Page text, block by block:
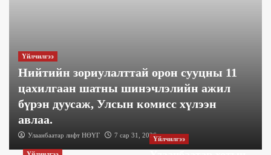
Үйлчилгээ
Нийтийн зориулалттай орон сууцны 11
цахилгаан шатны шинэчлэлийн ажил
бүрэн дуусаж, Улсын комисс хүлээн
авлаа.
Улаанбаатар лифт НӨҮГ 7 сар 31, 2026Үйлчилгээ